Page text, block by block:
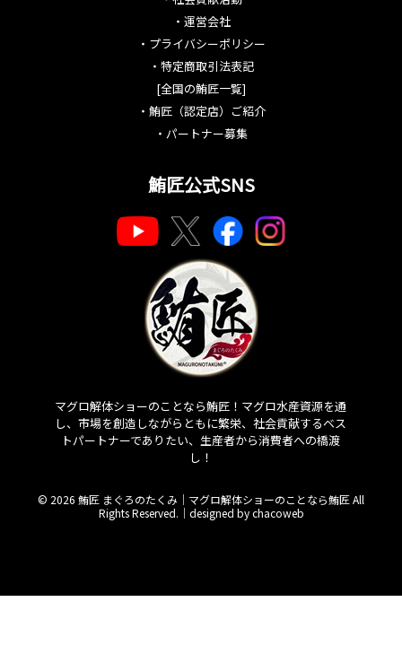
・ 運営会社
・ プライバシーポリシー
・ 特定商取引法表記
[全国の鮪匠一覧]
・ 鮪匠（認定店）ご紹介
・ パートナー募集
鮪匠公式SNS
マグロ解体ショーのことなら鮪匠！マグロ水産資源を通
し、市場を創造しながらともに繁栄、社会貢献するベス
トパートナーでありたい、生産者から消費者への橋渡
し！
© 2026 鮪匠 まぐろのたくみ｜マグロ解体ショーのことなら鮪匠 All
Rights Reserved.｜ designed by chacoweb